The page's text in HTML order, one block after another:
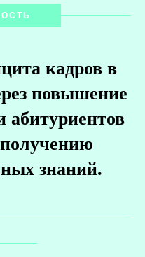
кадров в
повышение
абитуриентов
знаний.